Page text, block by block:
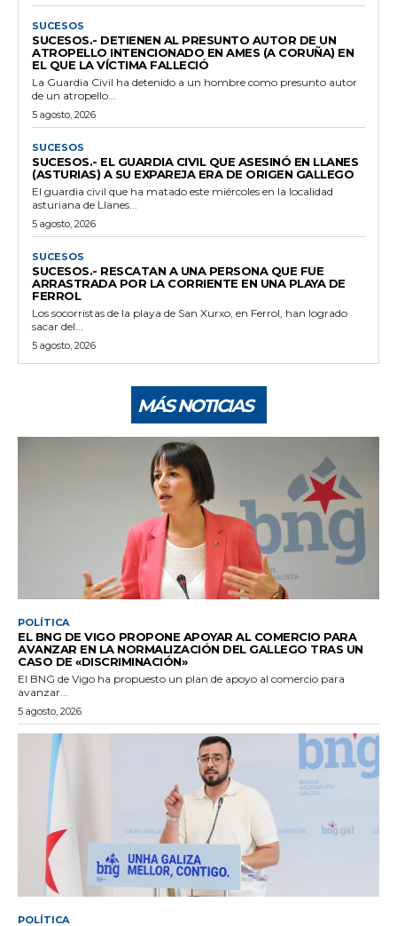
SUCESOS
SUCESOS.- DETIENEN AL PRESUNTO AUTOR DE UN
ATROPELLO INTENCIONADO EN AMES (A CORUÑA) EN
EL QUE LA VÍCTIMA FALLECIÓ
La Guardia Civil ha detenido a un hombre como presunto autor
de un atropello...
5 agosto, 2026
SUCESOS
SUCESOS.- EL GUARDIA CIVIL QUE ASESINÓ EN LLANES
(ASTURIAS) A SU EXPAREJA ERA DE ORIGEN GALLEGO
El guardia civil que ha matado este miércoles en la localidad
asturiana de Llanes...
5 agosto, 2026
SUCESOS
SUCESOS.- RESCATAN A UNA PERSONA QUE FUE
ARRASTRADA POR LA CORRIENTE EN UNA PLAYA DE
FERROL
Los socorristas de la playa de San Xurxo, en Ferrol, han logrado
sacar del...
5 agosto, 2026
MÁS NOTICIAS
POLÍTICA
EL BNG DE VIGO PROPONE APOYAR AL COMERCIO PARA
AVANZAR EN LA NORMALIZACIÓN DEL GALLEGO TRAS UN
CASO DE «DISCRIMINACIÓN»
El BNG de Vigo ha propuesto un plan de apoyo al comercio para
avanzar...
5 agosto, 2026
POLÍTICA